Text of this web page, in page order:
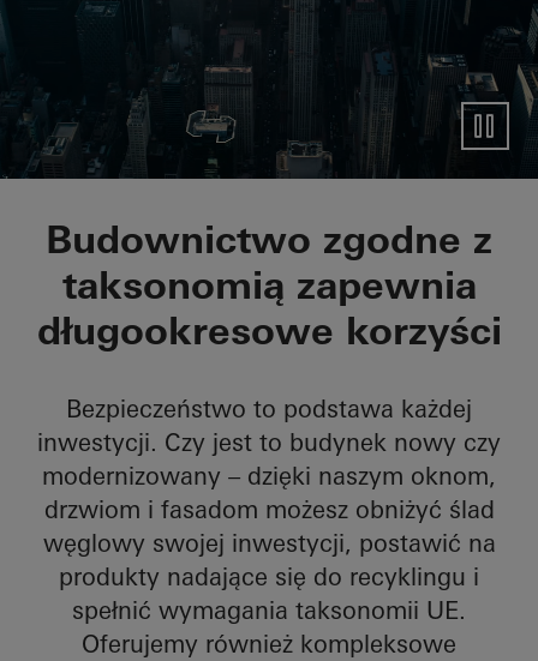
Wysokoefektywne
Umów indywidualną konsultację
Budownictwo zgodne z
taksonomią zapewnia
długookresowe korzyści
Bezpieczeństwo to podstawa każdej
inwestycji. Czy jest to budynek nowy czy
modernizowany – dzięki naszym oknom,
drzwiom i fasadom możesz obniżyć ślad
węglowy swojej inwestycji, postawić na
produkty nadające się do recyklingu i
spełnić wymagania taksonomii UE.
Oferujemy również kompleksowe